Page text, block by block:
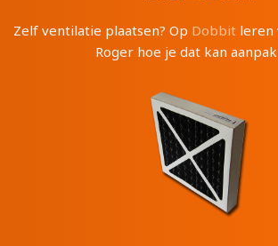
Zelf ventilatie plaatsen? Op Dobbit leren
Roger hoe je dat kan